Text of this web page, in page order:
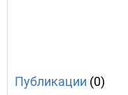
Публикации (0)